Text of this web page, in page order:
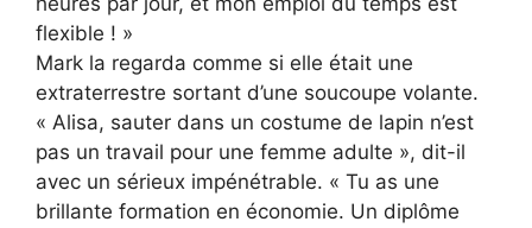
flexible ! »
Mark la regarda comme si elle était une
extraterrestre sortant d’une soucoupe volante.
« Alisa, sauter dans un costume de lapin n’est
pas un travail pour une femme adulte », dit-il
avec un sérieux impénétrable. « Tu as une
brillante formation en économie. Un diplôme